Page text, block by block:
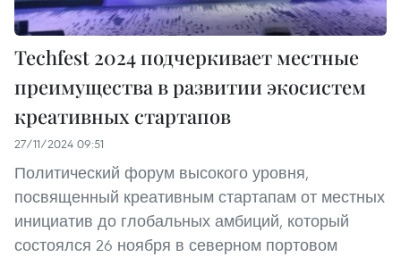
Techfest 2024 подчеркивает местные
преимущества в развитии экосистем
креативных стартапов
27/11/2024 09:51
Политический форум высокого уровня,
посвященный креативным стартапам от местных
инициатив до глобальных амбиций, который
состоялся 26 ноября в северном портовом